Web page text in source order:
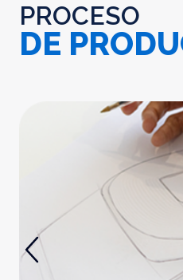
PROCESO
DE